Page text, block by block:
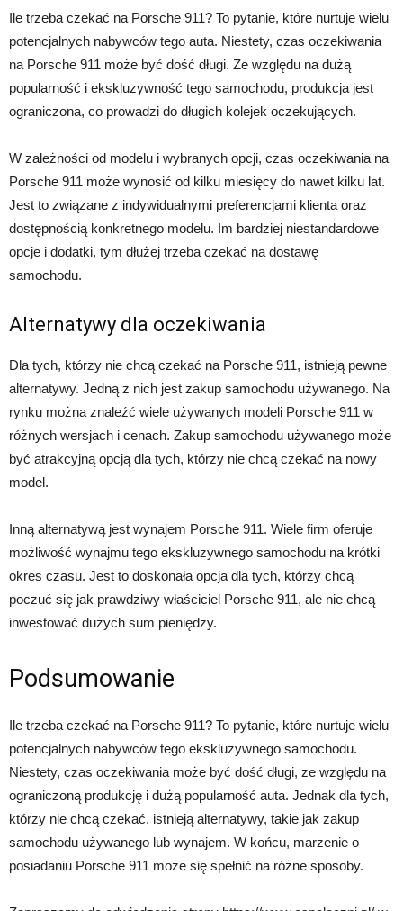
Ile trzeba czekać na Porsche 911? To pytanie, które nurtuje wielu
potencjalnych nabywców tego auta. Niestety, czas oczekiwania
na Porsche 911 może być dość długi. Ze względu na dużą
popularność i ekskluzywność tego samochodu, produkcja jest
ograniczona, co prowadzi do długich kolejek oczekujących.
W zależności od modelu i wybranych opcji, czas oczekiwania na
Porsche 911 może wynosić od kilku miesięcy do nawet kilku lat.
Jest to związane z indywidualnymi preferencjami klienta oraz
dostępnością konkretnego modelu. Im bardziej niestandardowe
opcje i dodatki, tym dłużej trzeba czekać na dostawę
samochodu.
Alternatywy dla oczekiwania
Dla tych, którzy nie chcą czekać na Porsche 911, istnieją pewne
alternatywy. Jedną z nich jest zakup samochodu używanego. Na
rynku można znaleźć wiele używanych modeli Porsche 911 w
różnych wersjach i cenach. Zakup samochodu używanego może
być atrakcyjną opcją dla tych, którzy nie chcą czekać na nowy
model.
Inną alternatywą jest wynajem Porsche 911. Wiele firm oferuje
możliwość wynajmu tego ekskluzywnego samochodu na krótki
okres czasu. Jest to doskonała opcja dla tych, którzy chcą
poczuć się jak prawdziwy właściciel Porsche 911, ale nie chcą
inwestować dużych sum pieniędzy.
Podsumowanie
Ile trzeba czekać na Porsche 911? To pytanie, które nurtuje wielu
potencjalnych nabywców tego ekskluzywnego samochodu.
Niestety, czas oczekiwania może być dość długi, ze względu na
ograniczoną produkcję i dużą popularność auta. Jednak dla tych,
którzy nie chcą czekać, istnieją alternatywy, takie jak zakup
samochodu używanego lub wynajem. W końcu, marzenie o
posiadaniu Porsche 911 może się spełnić na różne sposoby.